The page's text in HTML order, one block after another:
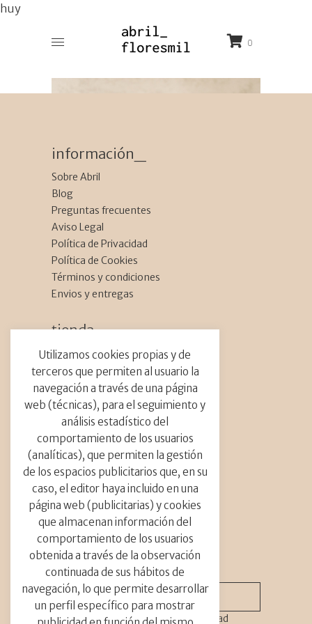
huy
0
letras de flor
preservada
flores secas
Las letras de flores secas y preservadas están
hechas a mano cuidadosamente. Realizamos
la forma artesanalmente y decoramos la
esponja meticulosamente con pequeñas
información_
Sobre Abril
Blog
Preguntas frecuentes
Aviso Legal
Política de Privacidad
Política de Cookies
Términos y condiciones
Envios y entregas
tienda_
Flores Secas
Talleres
Caja DIY
contacto_
info@abrilfloresmil.es
Tel.: +34 691 729 187
Calle Carrer Provenza, 273
08008 Barcelona
newsletter_
He leído y aceptopolítica privacidad
Utilizamos cookies propias y de
terceros que permiten al usuario la
navegación a través de una página
web (técnicas), para el seguimiento y
análisis estadístico del
comportamiento de los usuarios
(analíticas), que permiten la gestión
de los espacios publicitarios que, en su
caso, el editor haya incluido en una
página web (publicitarias) y cookies
que almacenan información del
comportamiento de los usuarios
obtenida a través de la observación
continuada de sus hábitos de
navegación, lo que permite desarrollar
un perfil específico para mostrar